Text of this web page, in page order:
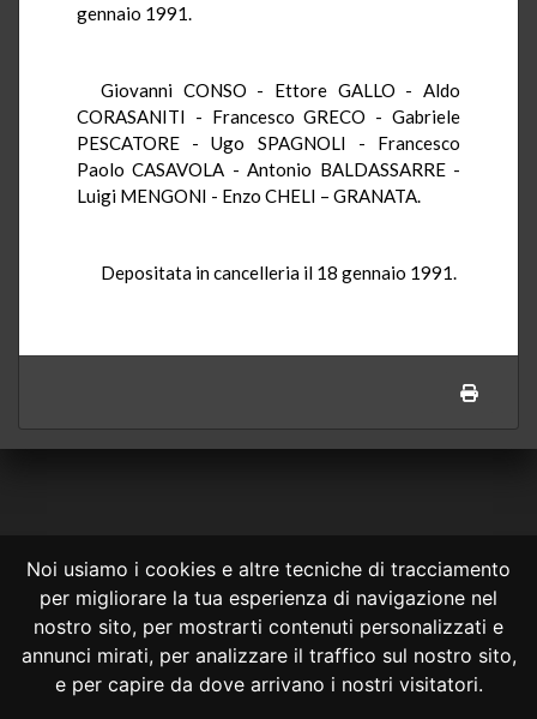
Noi usiamo i cookies e altre tecniche di tracciamento
per migliorare la tua esperienza di navigazione nel
nostro sito, per mostrarti contenuti personalizzati e
annunci mirati, per analizzare il traffico sul nostro sito,
e per capire da dove arrivano i nostri visitatori.
gennaio 1991.
Giovanni CONSO - Ettore GALLO - Aldo
CORASANITI - Francesco GRECO - Gabriele
PESCATORE - Ugo SPAGNOLI - Francesco
Paolo CASAVOLA - Antonio BALDASSARRE -
Luigi MENGONI - Enzo CHELI – GRANATA.
Depositata in cancelleria il 18 gennaio 1991.
CONSULTA ONLINE DAL 1995 -NOTE LEGALI
Consulta OnLine non ha prodotto e non è responsabile per i contenuti e
le informazioni legali di siti collegati.